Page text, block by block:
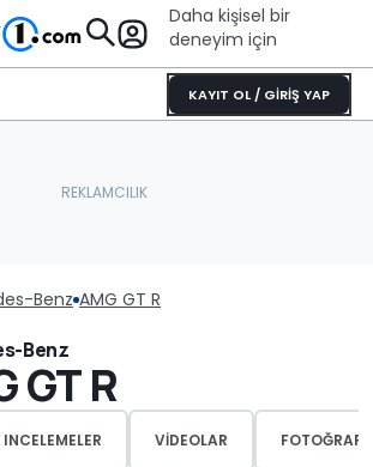
Daha kişisel bir
deneyim için
KAYIT OL / GİRİŞ YAP
Benz AMG GT R
Benz
GT R
INCELEMELER VIDEOLAR